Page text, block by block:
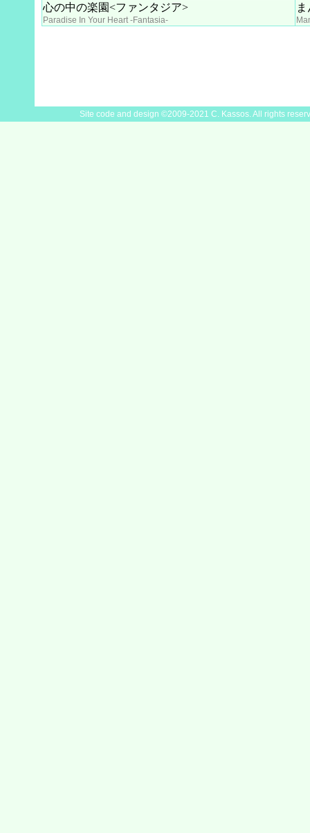
心の中の楽園<ファンタジア>
Paradise In Your Heart -Fantasia-
Site code and design ©2009-2021 C. Kassos. All rights